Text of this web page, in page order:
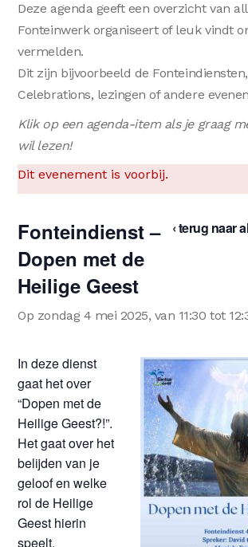
Deze agenda geeft een overzicht van
Fonteinwerk organiseert of leuk vindt
vermelden.
Dit zijn bijvoorbeeld de
Celebrations, lezingen of andere
Klik op een agenda-item als je graag
wil lezen!
Dit evenement is voorbij.
‹ terug naar
Fonteindienst –
Dopen met de
Heilige Geest
Op zondag 4 mei 2025, van 11:30 tot
In deze dienst
gaat het over
“Dopen met de
Heilige Geest?!”.
Het gaat over het
belijden van je
geloof en welke
rol de Heilige
Geest hierin
speelt.